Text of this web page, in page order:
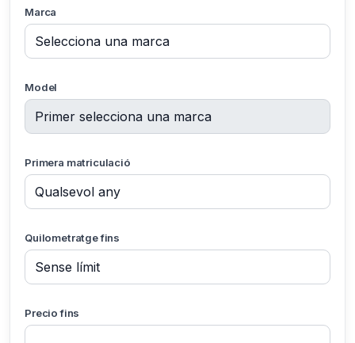
Marca
Model
Primera matriculació
Quilometratge fins
Precio fins